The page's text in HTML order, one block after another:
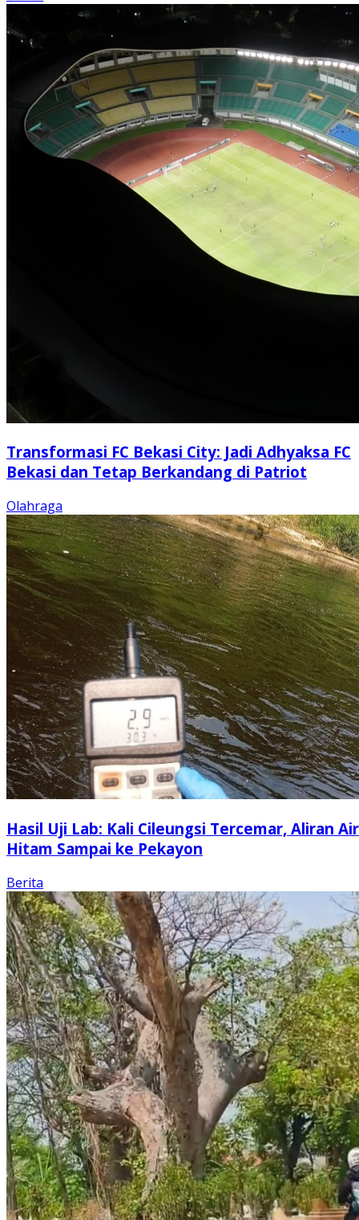
Transformasi FC Bekasi City: Jadi Adhyaksa FC
Bekasi dan Tetap Berkandang di Patriot
Olahraga
Hasil Uji Lab: Kali Cileungsi Tercemar, Aliran Air
Hitam Sampai ke Pekayon
Berita